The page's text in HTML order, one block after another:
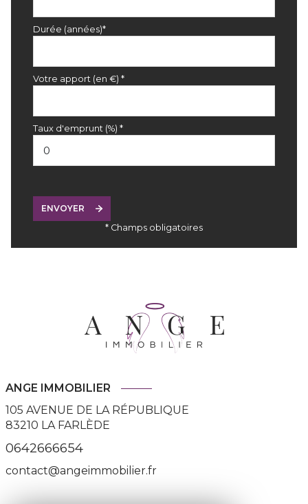
Durée (années)*
Votre apport (en €) *
Taux d'emprunt (%) *
ENVOYER
* Champs obligatoires
ANGE IMMOBILIER
105 AVENUE DE LA RÉPUBLIQUE
83210 LA FARLÈDE
0642666654
contact@angeimmobilier.fr